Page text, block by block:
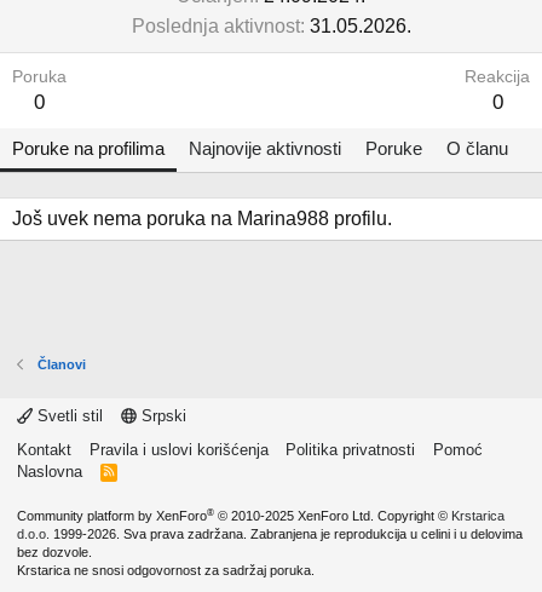
Poslednja aktivnost 31.05.2026.
Poruka
0
Reakcija
0
Poruke na profilima Najnovije aktivnosti Poruke O članu
Još uvek nema poruka na Marina988 profilu.
Članovi
Svetli stil
Srpski
Kontakt
Pravila i uslovi korišćenja Politika privatnosti
Pomoć
Naslovna
R
Community platform by XenForo® © 2010-2025 XenForo Ltd. Copyright © Krstarica
d.o.o. 1999-2026. Sva prava zadržana. Zabranjena je reprodukcija u celini i u delovima
bez dozvole.
Krstarica ne snosi odgovornost za sadržaj poruka.